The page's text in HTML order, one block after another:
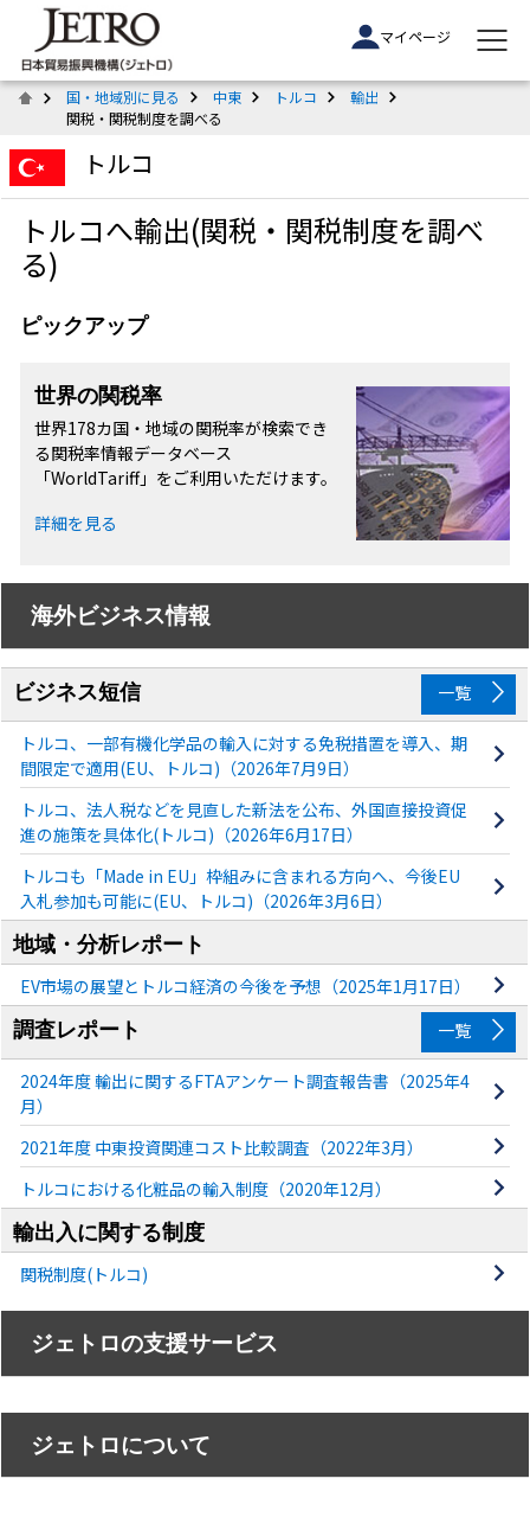
マイページ
国・地域別に見る 中東 トルコ
輸出
関税・関税制度を調べる
トルコ
トルコへ輸出(関税・関税制度を調べ
る)
ピックアップ
世界の関税率
世界178カ国・地域の関税率が検索でき
る関税率情報データベース
「WorldTariff」をご利用いただけます。
詳細を見る
海外ビジネス情報
ビジネス短信 一覧
トルコ、一部有機化学品の輸入に対する免税措置を導入、期
間限定で適用(EU、トルコ)（2026年7月9日）
トルコ、法人税などを見直した新法を公布、外国直接投資促
進の施策を具体化(トルコ)（2026年6月17日）
トルコも「Made in EU」枠組みに含まれる方向へ、今後EU
入札参加も可能に(EU、トルコ)（2026年3月6日）
地域・分析レポート
EV市場の展望とトルコ経済の今後を予想（2025年1月17日）
調査レポート
一覧
2024年度 輸出に関するFTAアンケート調査報告書（2025年4
月）
2021年度 中東投資関連コスト比較調査（2022年3月）
トルコにおける化粧品の輸入制度（2020年12月）
輸出入に関する制度
関税制度(トルコ)
ジェトロの支援サービス
ジェトロについて